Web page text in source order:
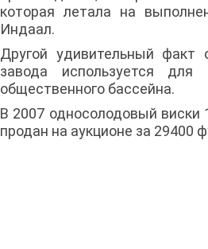
которая летала на
Индаал.
Другой удивительный
завода используется для
общественного бассейна.
В 2007 односолодовый виски
продан на аукционе за 29400